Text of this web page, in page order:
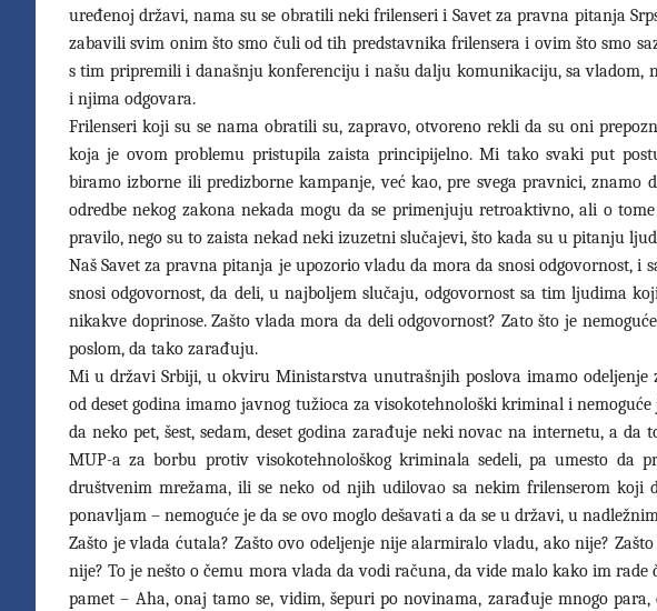
uređenoj državi, nama su se obratili neki frilenseri i Savet za pravna pitanja
zabavili svim onim što smo čuli od tih predstavnika frilensera i ovim što smo
s tim pripremili i današnju konferenciju i našu dalju komunikaciju, sa vladom,
i njima odgovara.
Frilenseri koji su se nama obratili su, zapravo, otvoreno rekli da su oni
koja je ovom problemu pristupila zaista principijelno. Mi tako svaki put
biramo izborne ili predizborne kampanje, već kao, pre svega pravnici, znamo
odredbe nekog zakona nekada mogu da se primenjuju retroaktivno, ali o
pravilo, nego su to zaista nekad neki izuzetni slučajevi, što kada su u pitanju
Naš Savet za pravna pitanja je upozorio vladu da mora da snosi odgovornost, i
snosi odgovornost, da deli, u najboljem slučaju, odgovornost sa tim ljudima
nikakve doprinose. Zašto vlada mora da deli odgovornost? Zato što je
poslom, da tako zarađuju.
Mi u državi Srbiji, u okviru Ministarstva unutrašnjih poslova imamo
od deset godina imamo javnog tužioca za visokotehnološki kriminal i
da neko pet, šest, sedam, deset godina zarađuje neki novac na internetu, a
MUP-a za borbu protiv visokotehnološkog kriminala sedeli, pa umesto da
društvenim mrežama, ili se neko od njih udilovao sa nekim frilenserom koji
ponavljam – nemoguće je da se ovo moglo dešavati a da se u državi, u
Zašto je vlada ćutala? Zašto ovo odeljenje nije alarmiralo vladu, ako nije?
nije? To je nešto o čemu mora vlada da vodi računa, da vide malo kako im
pamet – Aha, onaj tamo se, vidim, šepuri po novinama, zarađuje mnogo